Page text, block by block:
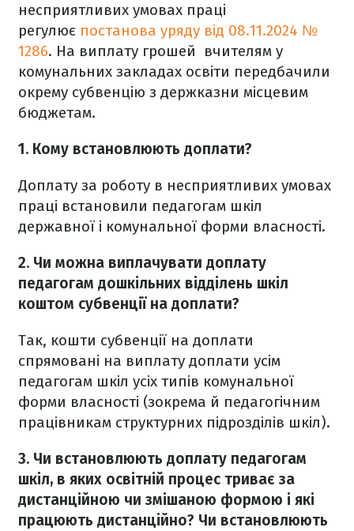
несприятливих умовах праці
регулює постанова уряду від 08.11.2024 №
1286. На виплату грошей вчителям у
комунальних закладах освіти передбачили
окрему субвенцію з держказни місцевим
бюджетам.
1. Кому встановлюють доплати?
Доплату за роботу в несприятливих умовах
праці встановили педагогам шкіл
державної і комунальної форми власності.
2. Чи можна виплачувати доплату
педагогам дошкільних відділень шкіл
коштом субвенції на доплати?
Так, кошти субвенції на доплати
спрямовані на виплату доплати усім
педагогам шкіл усіх типів комунальної
форми власності (зокрема й педагогічним
працівникам структурних підрозділів шкіл).
3. Чи встановлюють доплату педагогам
шкіл, в яких освітній процес триває за
дистанційною чи змішаною формою і які
працюють дистанційно? Чи встановлюють